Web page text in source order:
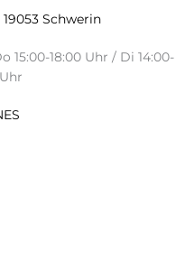
Schwerin
15:00-18:00 Uhr / Di 14:00-
ES